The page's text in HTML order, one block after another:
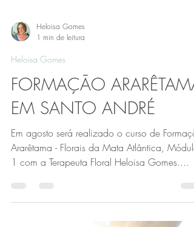
Heloisa Gomes
1 min de leitura
Heloisa Gomes
FORMAÇÃO ARARÊTAMA
Em agosto será realizado o curso de
Ararêtama - Florais da Mata Atlântica, Módulo